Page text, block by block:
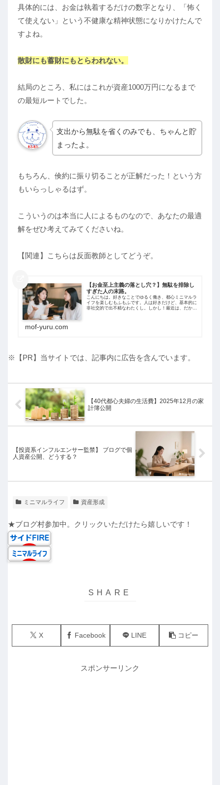
具体的には、お金は執着するだけの数字となり、「怖く
て使えない」という不健康な精神状態になりかけたんで
すよね。
散財にも蓄財にもとらわれない。
結局のところ、私にはこれが資産1000万円になるまで
の最短ルートでした。
支出から無駄を省くのみでも、ちゃんと貯
まったよ。
もちろん、倹約に振り切ることが正解だった！という方
もいらっしゃるはず。
こういうのは本当に人によるものなので、あなたの最適
解をぜひ考えてみてくださいね。
【関連】こちらは反面教師としてどうぞ。
【お金至上主義の落とし穴？】無駄を排除し
すぎた人の末路。
こんにちは。好きなことでゆるく働き、都心ミニマルラ
イフを楽しむもふもふです。人は好きだけど、基本的に
非社交的で出不精なわたくし。しかし！最近は、だから
mof-yuru.com
※【PR】当サイトでは、記事内に広告を含んでいます。
【40代都心夫婦の生活費】2025年12月の家
計簿公開
【投資系インフルエンサー監禁】 ブログで個
人資産公開、どうする？
ミニマルライフ 資産形成
★ブログ村参加中。クリックいただけたら嬉しいです！
X Facebook LINE コピー
スポンサーリンク